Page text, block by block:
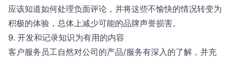
应该知道如何处理负面评论，并将这些不愉快的情况转变为
积极的体验，总体上减少可能的品牌声誉损害。
9. 开发和记录知识为有用的内容
客户服务员工自然对公司的产品/服务有深入的了解，并充